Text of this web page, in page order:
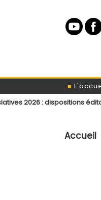
éditoriales
Accueil